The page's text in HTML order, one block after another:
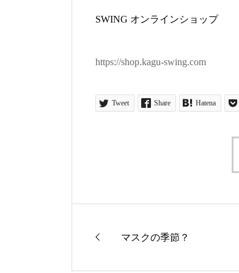
SWING オンラインショップ
https://shop.kagu-swing.com
Tweet Share Hatena
マスクの季節？